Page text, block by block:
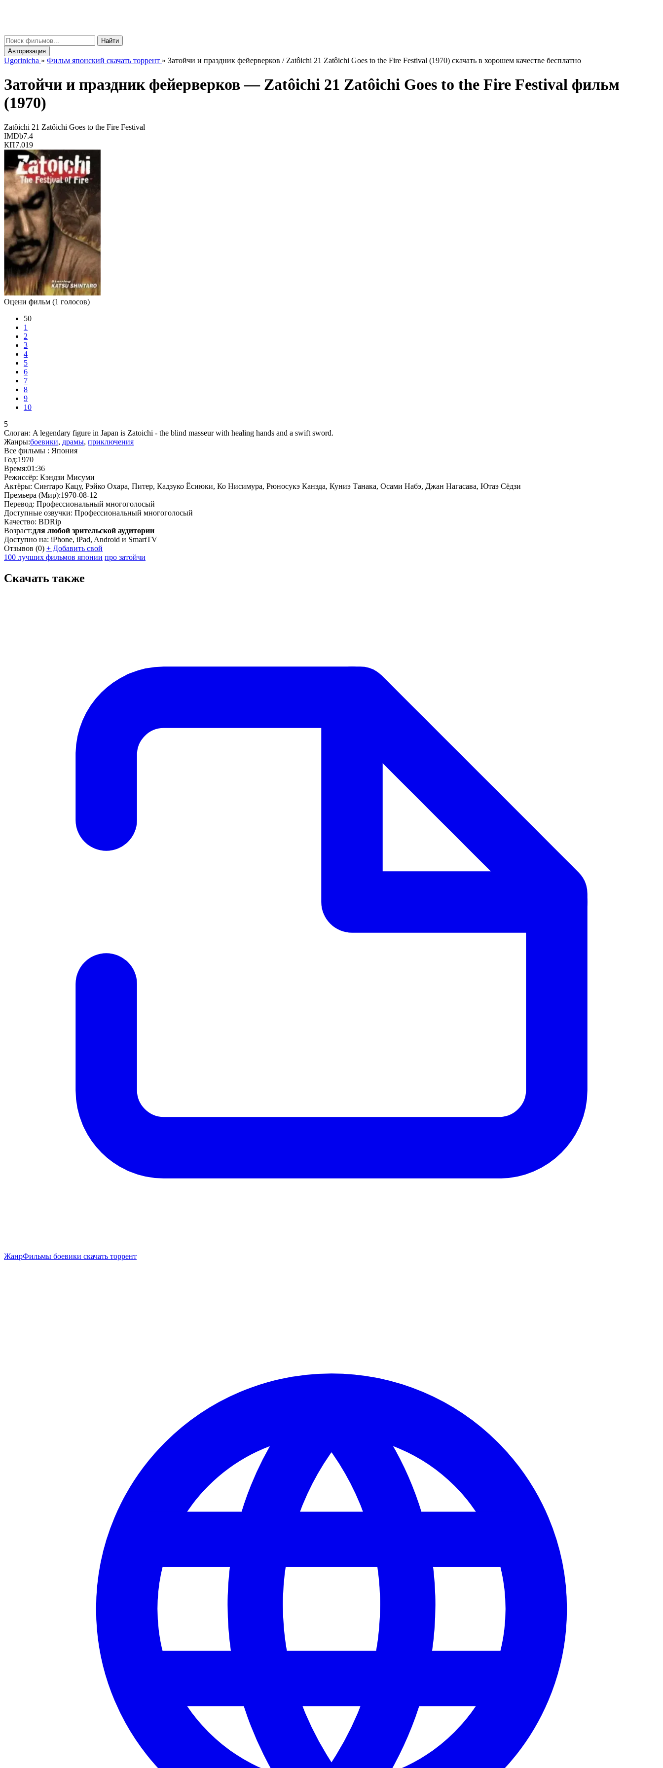
Найти
Авторизация
Ugorinicha » Фильм японский скачать торрент » Затойчи и праздник фейерверков / Zatôichi 21 Zatôichi Goes to the Fire Festival (1970) скачать в хорошем качестве бесплатно
Затойчи и праздник фейерверков — Zatôichi 21 Zatôichi Goes to the Fire Festival фильм
(1970)
Zatôichi 21 Zatôichi Goes to the Fire Festival
IMDb7.4
КП7.019
Оцени фильм (1 голосов)
50
1
2
3
4
5
6
7
8
9
10
5
Слоган: A legendary figure in Japan is Zatoichi - the blind masseur with healing hands and a swift sword.
Жанры:боевики, драмы, приключения
Все фильмы : Япония
Год:1970
Время:01:36
Режиссёр: Кэндзи Мисуми
Актёры: Синтаро Кацу, Рэйко Охара, Питер, Кадзуко Ёсиюки, Ко Нисимура, Рюносукэ Канэда, Куниэ Танака, Осами Набэ, Джан Нагасава, Ютаэ Сёдзи
Премьера (Мир):1970-08-12
Перевод: Профессиональный многоголосый
Доступные озвучки: Профессиональный многоголосый
Качество: BDRip
Возраст:для любой зрительской аудитории
Доступно на: iPhone, iPad, Android и SmartTV
Отзывов (0) + Добавить свой
100 лучших фильмов японии про затойчи
Скачать также
ЖанрФильмы боевики скачать торрент